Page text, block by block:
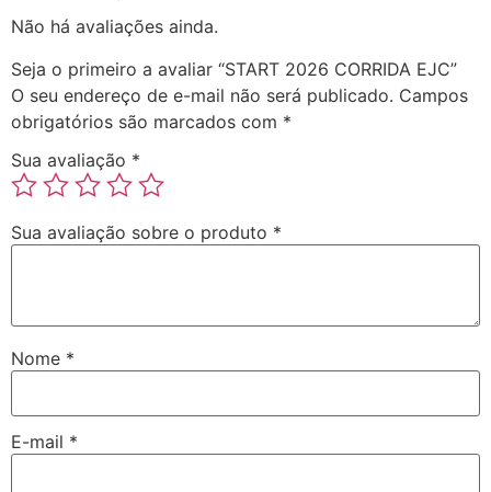
Não há avaliações ainda.
Seja o primeiro a avaliar “START 2026 CORRIDA EJC”
O seu endereço de e-mail não será publicado. Campos
obrigatórios são marcados com *
Sua avaliação *
Sua avaliação sobre o produto *
Nome *
E-mail *